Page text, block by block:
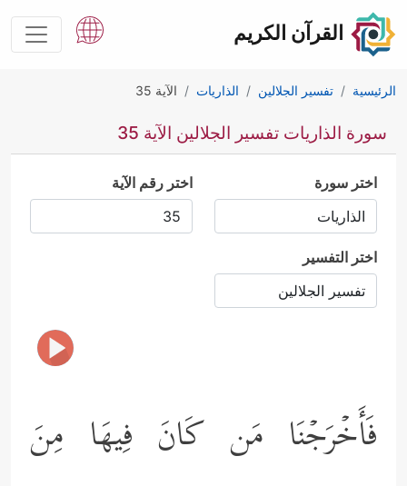
القرآن الكريم
الرئيسية تفسير الجلالين الذاريات الآية 35
سورة الذاريات تفسير الجلالين الآية 35
اختر سورة اختر رقم الآية
اختر التفسير
فَأَخۡرَجۡنَا مَن كَانَ فِیهَا مِنَ